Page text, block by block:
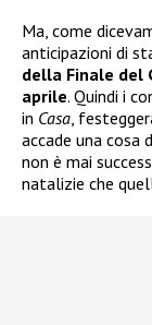
Ma, come
anticipazioni di
della Finale del
aprile. Quindi i
in Casa,
accade una cosa
non è mai
natalizie che